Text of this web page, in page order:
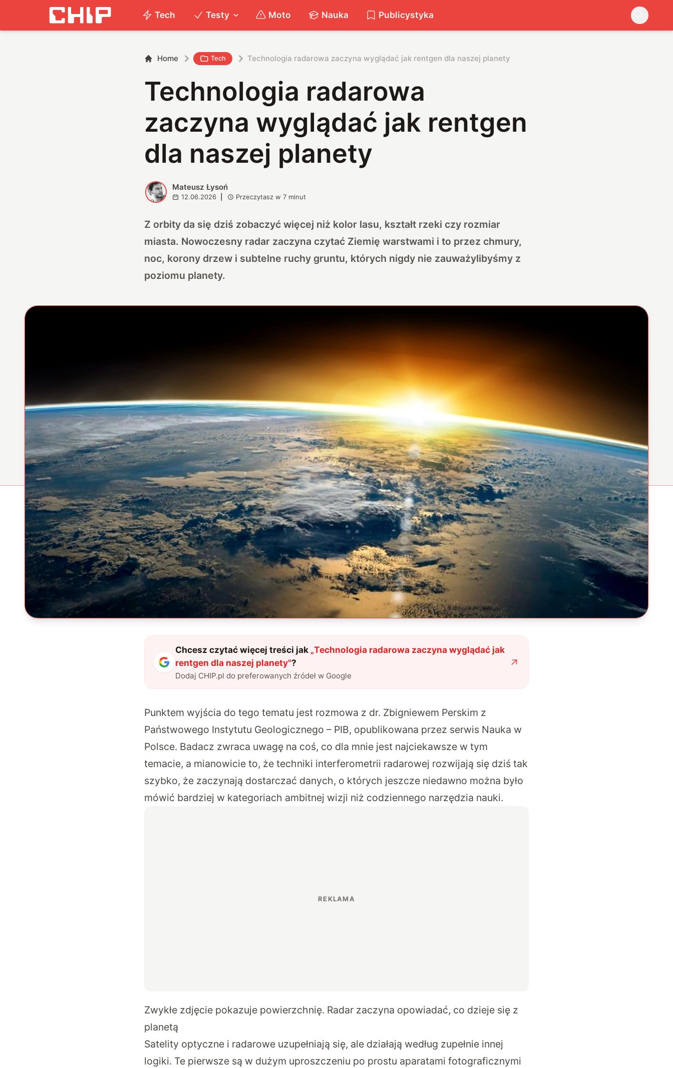
Tech Testy Moto Nauka Publicystyka
Home Tech Technologia radarowa zaczyna wyglądać jak rentgen dla naszej planety
Technologia radarowa
zaczyna wyglądać jak rentgen
dla naszej planety
M Mateusz Łysoń
12.06.2026 Przeczytasz w7 minut
Z orbity da się dziś zobaczyć więcej niż kolor lasu, kształt rzeki czy rozmiar
miasta. Nowoczesny radar zaczyna czytać Ziemię warstwami i to przez chmury,
noc, korony drzew i subtelne ruchy gruntu, których nigdy nie zauważylibyśmy z
poziomu planety.
Chcesz czytać więcej treści jak „Technologia radarowa zaczyna wyglądać jak
rentgen dla naszej planety"?
Dodaj CHIP.pl do preferowanych źródeł w Google
Punktem wyjścia do tego tematu jest rozmowa z dr. Zbigniewem Perskim z
Państwowego Instytutu Geologicznego – PIB, opublikowana przez serwis Nauka w
Polsce. Badacz zwraca uwagę na coś, co dla mnie jest najciekawsze w tym
temacie, a mianowicie to, że techniki interferometrii radarowej rozwijają się dziś tak
szybko, że zaczynają dostarczać danych, o których jeszcze niedawno można było
mówić bardziej w kategoriach ambitnej wizji niż codziennego narzędzia nauki.
Zwykłe zdjęcie pokazuje powierzchnię. Radar zaczyna opowiadać, co dzieje się z
planetą
Satelity optyczne i radarowe uzupełniają się, ale działają według zupełnie innej
logiki. Te pierwsze są w dużym uproszczeniu po prostu aparatami fotograficznymi